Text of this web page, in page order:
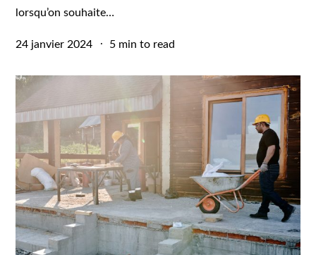
lorsqu’on souhaite…
Posted
24 janvier 2024 5 min to read